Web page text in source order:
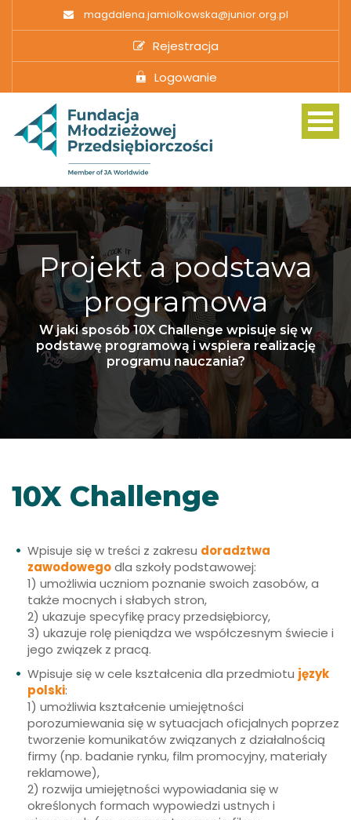
magdalena.jamiolkowska@junior.org.pl
Rejestracja
Logowanie
The Challenge
10X from Home
Curriculum Relevance
Skills Development
Projekt a podstawa
programowa
W jaki sposób 10X Challenge wpisuje się w
podstawę programową i wspiera realizację
programu nauczania?
10X Challenge
Wpisuje się w treści z zakresu doradztwa
zawodowegodla szkoły podstawowej:
1) umożliwia uczniom poznanie swoich zasobów, a
także mocnych i słabych stron,
2) ukazuje specyfikę pracy przedsiębiorcy,
3) ukazuje rolę pieniądza we współczesnym świecie i
jego związek z pracą.
Wpisuje się w cele kształcenia dla przedmiotu język
polski:
1) umożliwia kształcenie umiejętności
porozumiewania się w sytuacjach oficjalnych poprzez
tworzenie komunikatów związanych z działalnością
firmy (np. badanie rynku, film promocyjny, materiały
reklamowe),
2) rozwija umiejętności wypowiadania się w
określonych formach wypowiedzi ustnych i